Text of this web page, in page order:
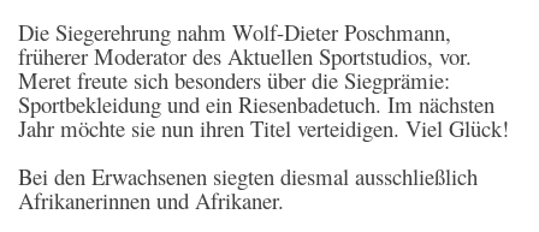
Die Siegerehrung nahm Wolf-Dieter Poschmann,
früherer Moderator des Aktuellen Sportstudios, vor.
Meret freute sich besonders über die Siegprämie:
Sportbekleidung und ein Riesenbadetuch. Im nächsten
Jahr möchte sie nun ihren Titel verteidigen. Viel Glück!
Bei den Erwachsenen siegten diesmal ausschließlich
Afrikanerinnen und Afrikaner.